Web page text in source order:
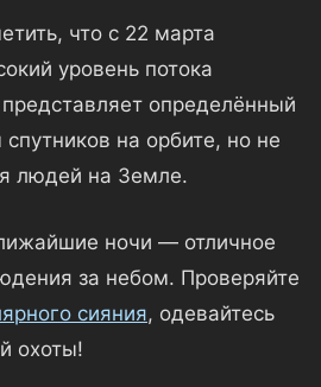
что с 22 марта
уровень потока
определённый
на орбите, но не
людей на Земле.
ночи — отличное
за небом. Проверяйте
сияния, одевайтесь
охоты!